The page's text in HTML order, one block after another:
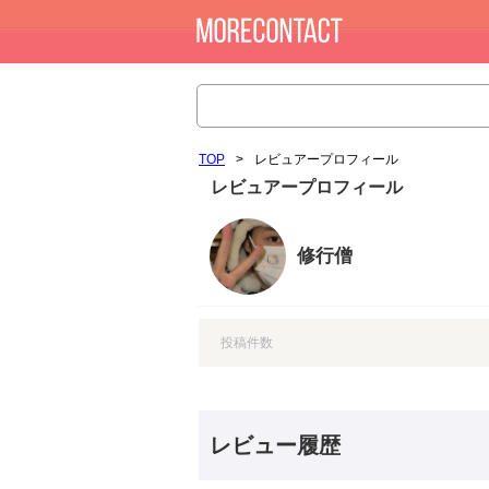
TOP > レビュアープロフィール
レビュアープロフィール
修行僧
投稿件数
レビュー履歴